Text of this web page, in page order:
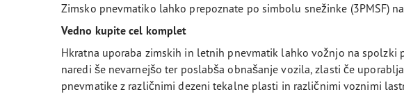
Zimsko pnevmatiko lahko prepoznate po simbolu snežinke (3PMSF)
Vedno kupite cel komplet
Hkratna uporaba zimskih in letnih pnevmatik lahko vožnjo na spolzki
naredi še nevarnejšo ter poslabša obnašanje vozila, zlasti če
pnevmatike z različnimi dezeni tekalne plasti in različnimi voznimi